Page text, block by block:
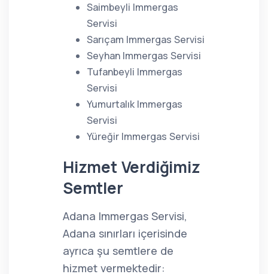
Saimbeyli Immergas
Servisi
Sarıçam Immergas Servisi
Seyhan Immergas Servisi
Tufanbeyli Immergas
Servisi
Yumurtalık Immergas
Servisi
Yüreğir Immergas Servisi
Hizmet Verdiğimiz
Semtler
Adana Immergas Servisi,
Adana sınırları içerisinde
ayrıca şu semtlere de
hizmet vermektedir: